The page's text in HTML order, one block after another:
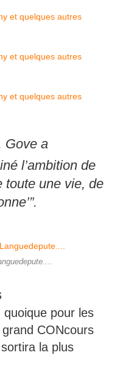
Gove a
l’ambition de
toute une vie, de
pour les
CONcours
la plus